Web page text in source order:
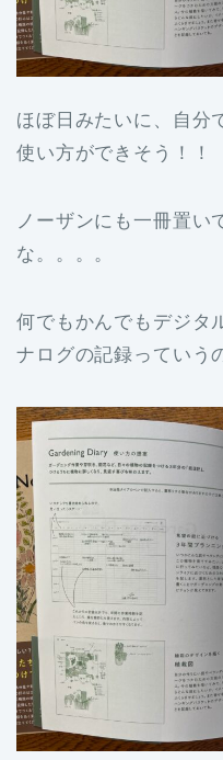
ほぼ日みたいに、自分
使い方ができそう！！
ノーザンにも一冊置い
な。。。。
何でもかんでもデジタ
ナログの記録っていう